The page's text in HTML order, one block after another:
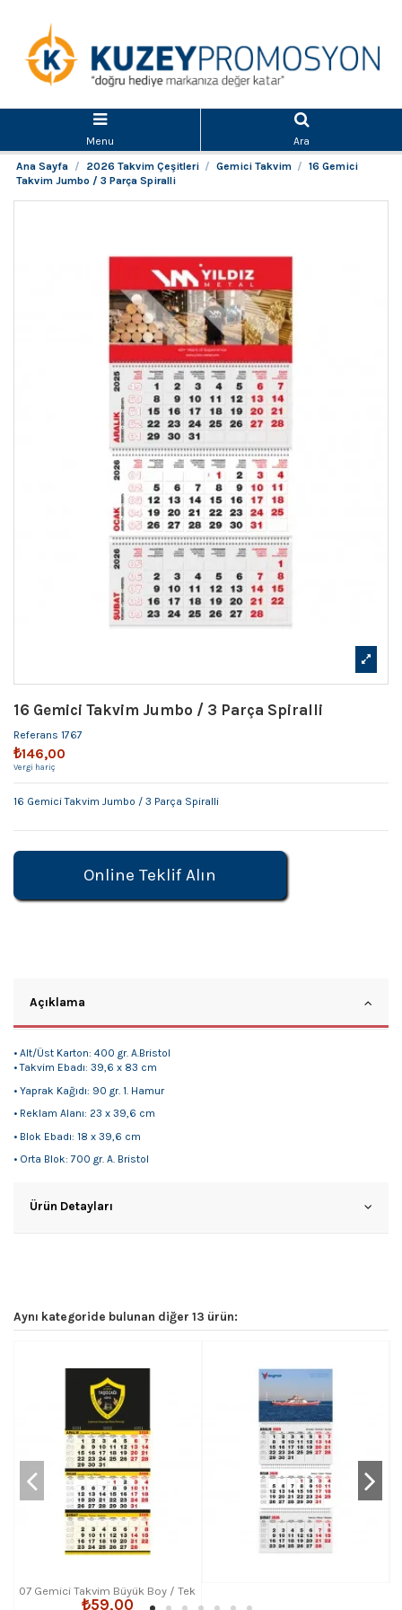
Menu
Ara
Ana Sayfa
2026 Takvim Çeşitleri Gemici Takvim
16 Gemici
Takvim Jumbo / 3 Parça Spiralli
16 Gemici Takvim Jumbo / 3 Parça Spiralli
Referans 1767
₺146,00
Vergi hariç
16 Gemici Takvim Jumbo / 3 Parça Spiralli
Online Teklif Alın
Açıklama
• Alt/Üst Karton: 400 gr. A.Bristol
• Takvim Ebadı: 39,6 x 83 cm
• Yaprak Kağıdı: 90 gr. 1. Hamur
• Reklam Alanı: 23 x 39,6 cm
• Blok Ebadı: 18 x 39,6 cm
• Orta Blok: 700 gr. A. Bristol
Ürün Detayları
Aynı kategoride bulunan diğer 13 ürün:
07 Gemici Takvim Büyük Boy / Tek
Parça Spiralli
₺59,00